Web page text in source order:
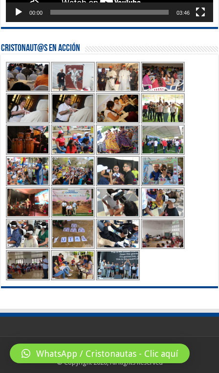
00:00 03:46
Cristonaut@s en Acción
© Copyright 2026, All Rights Reserved
WhatsApp / Cristonautas - Clic aquí